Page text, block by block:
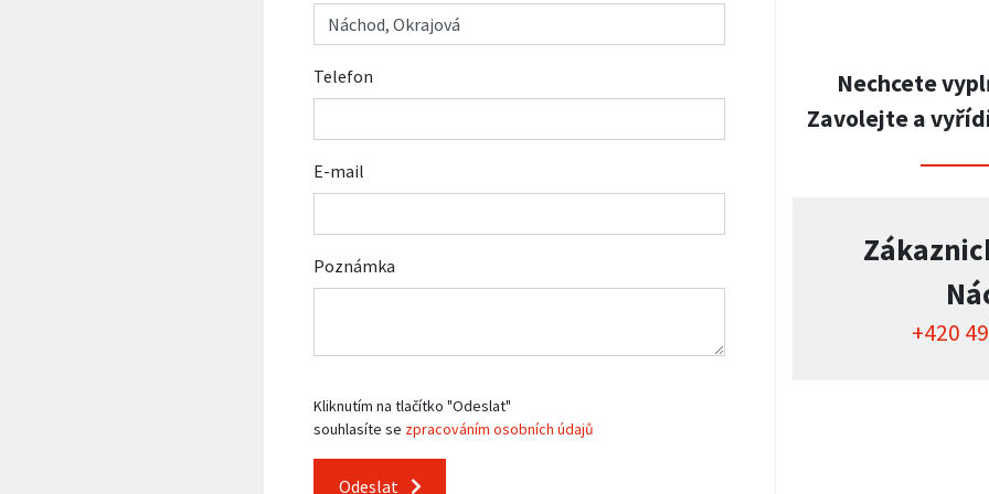
Telefon
E-mail
Poznámka
Kliknutím na tlačítko "Odeslat"
souhlasíte se zpracováním osobních údajů
Odeslat
Nechcete
Zavolejte a
+420